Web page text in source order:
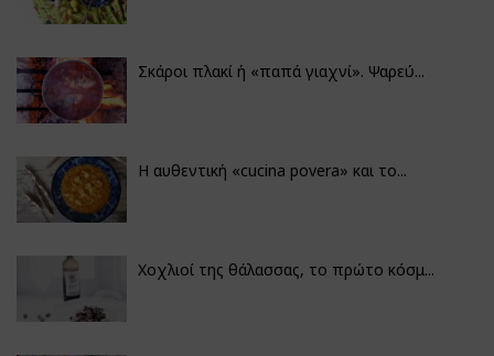
Σκάροι πλακί ή «παπά γιαχνί». Ψαρεύ...
Η αυθεντική «cucina povera» και το...
Χοχλιοί της θάλασσας, το πρώτο κόσμ...